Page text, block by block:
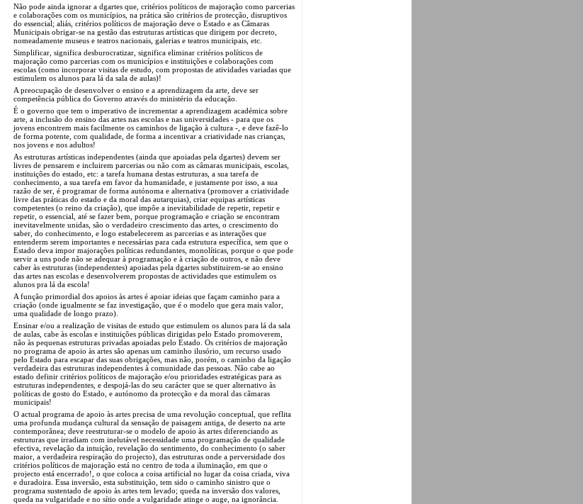
Não pode ainda ignorar a dgartes que, critérios políticos de majoração como parcerias
e colaborações com os municípios, na prática são critérios de protecção, disruptivos
do essencial; aliás, critérios políticos de majoração deve o Estado e as Câmaras
Municipais obrigar-se na gestão das estruturas artísticas que dirigem por decreto,
nomeadamente museus e teatros nacionais, galerias e teatros municipais, etc.
Simplificar, significa desburocratizar, significa eliminar critérios políticos de
majoração como parcerias com os municípios e instituições e colaborações com
escolas (como incorporar visitas de estudo, com propostas de atividades variadas que
estimulem os alunos para lá da sala de aulas)!
A preocupação de desenvolver o ensino e a aprendizagem da arte, deve ser
competência pública do Governo através do ministério da educação.
É o governo que tem o imperativo de incrementar a aprendizagem académica sobre
arte, a inclusão do ensino das artes nas escolas e nas universidades - para que os
jovens encontrem mais facilmente os caminhos de ligação à cultura -, e deve fazê-lo
de forma potente, com qualidade, de forma a incentivar a criatividade nas crianças,
nos jovens e nos adultos!
As estruturas artísticas independentes (ainda que apoiadas pela dgartes) devem ser
livres de pensarem e incluirem parcerias ou não com as câmaras municipais, escolas,
instituições do estado, etc: a tarefa humana destas estruturas, a sua tarefa de
conhecimento, a sua tarefa em favor da humanidade, e justamente por isso, a sua
razão de ser, é programar de forma autónoma e alternativa (promover a criatividade
livre das práticas do estado e da moral das autarquias), criar equipas artísticas
competentes (o reino da criação), que impõe a inevitabilidade de repetir, repetir e
repetir, o essencial, até se fazer bem, porque programação e criação se encontram
inevitavelmente unidas, são o verdadeiro crescimento das artes, o crescimento do
saber, do conhecimento, e logo estabelecerem as parcerias e as interações que
entenderm serem importantes e necessárias para cada estrutura específica, sem que o
Estado deva impor majorações políticas redundantes, monolíticas, porque o que pode
servir a uns pode não se adequar à programação e à criação de outros, e não deve
caber às estruturas (independentes) apoiadas pela dgartes substituirem-se ao ensino
das artes nas escolas e desenvolverem propostas de actividades que estimulem os
alunos pra lá da escola!
A função primordial dos apoios às artes é apoiar ideias que façam caminho para a
criação (onde igualmente se faz investigação, que é o modelo que gera mais valor,
uma qualidade de longo prazo).
Ensinar e/ou a realização de visitas de estudo que estimulem os alunos para lá da sala
de aulas, cabe às escolas e instituições públicas dirigidas pelo Estado promoverem,
não às pequenas estruturas privadas apoiadas pelo Estado. Os critérios de majoração
no programa de apoio às artes são apenas um caminho ilusório, um recurso usado
pelo Estado para escapar das suas obrigações, mas não, porém, o caminho da ligação
verdadeira das estruturas independentes à comunidade das pessoas. Não cabe ao
estado definir critérios políticos de majoração e/ou prioridades estratégicas para as
estruturas independentes, e despojá-las do seu carácter que se quer alternativo às
políticas de gosto do Estado, e autónomo da protecção e da moral das câmaras
municipais!
O actual programa de apoio às artes precisa de uma revolução conceptual, que reflita
uma profunda mudança cultural da sensação de paisagem antiga, de deserto na arte
contemporânea; deve reestruturar-se o modelo de apoio às artes diferenciando as
estruturas que irradiam com inelutável necessidade uma programação de qualidade
efectiva, revelação da intuição, revelação do sentimento, do conhecimento (o saber
maior, a verdadeira respiração do projecto), das estruturas onde a perversidade dos
critérios políticos de majoração está no centro de toda a iluminação, em que o
projecto está encerrado!, o que coloca a coisa artificial no lugar da coisa criada, viva
e duradoira. Essa inversão, esta substituição, tem sido o caminho sinistro que o
programa sustentado de apoio às artes tem levado; queda na inversão dos valores,
queda na vulgaridade e no sítio onde a vulgaridade atinge o auge, na ignorância.